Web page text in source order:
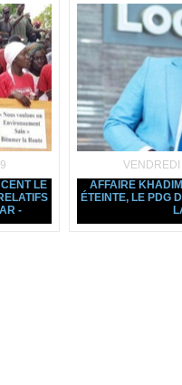
LE
-
AFFAIRE
ÉTEINTE, LE PDG